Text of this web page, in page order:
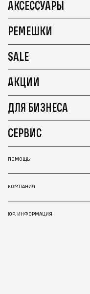
АКСЕССУАРЫ
РЕМЕШКИ
SALE
АКЦИИ
ДЛЯ БИЗНЕСА
СЕРВИС
ПОМОЩЬ
КОМПАНИЯ
ЮР. ИНФОРМАЦИЯ